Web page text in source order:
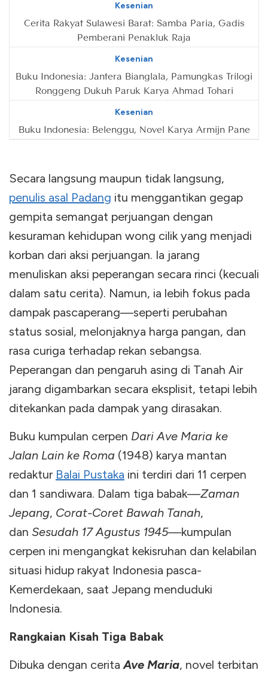
Kesenian
Cerita Rakyat Sulawesi Barat: Samba Paria, Gadis
Pemberani Penakluk Raja
Kesenian
Buku Indonesia: Jantera Bianglala, Pamungkas Trilogi
Ronggeng Dukuh Paruk Karya Ahmad Tohari
Kesenian
Buku Indonesia: Belenggu, Novel Karya Armijn Pane
Secara langsung maupun tidak langsung,
penulis asal Padang itu menggantikan gegap
gempita semangat perjuangan dengan
kesuraman kehidupan wong cilik yang menjadi
korban dari aksi perjuangan. Ia jarang
menuliskan aksi peperangan secara rinci (kecuali
dalam satu cerita). Namun, ia lebih fokus pada
dampak pascaperang—seperti perubahan
status sosial, melonjaknya harga pangan, dan
rasa curiga terhadap rekan sebangsa.
Peperangan dan pengaruh asing di Tanah Air
jarang digambarkan secara eksplisit, tetapi lebih
ditekankan pada dampak yang dirasakan.
Buku kumpulan cerpen Dari Ave Maria ke
Jalan Lain ke Roma (1948) karya mantan
redaktur Balai Pustaka ini terdiri dari 11 cerpen
dan 1 sandiwara. Dalam tiga babak—Zaman
Jepang, Corat-Coret Bawah Tanah,
dan Sesudah 17 Agustus 1945—kumpulan
cerpen ini mengangkat kekisruhan dan kelabilan
situasi hidup rakyat Indonesia pasca-
Kemerdekaan, saat Jepang menduduki
Indonesia.
Rangkaian Kisah Tiga Babak
Dibuka dengan ceritaAve Maria, novel terbitan